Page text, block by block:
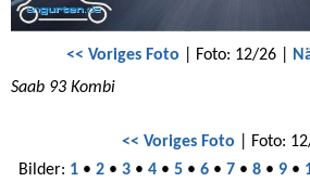
<< Voriges Foto | Foto: 12/26 |
Saab 93 Kombi
<< Voriges Foto | Foto:
Bilder: 1• 2• 3• 4• 5• 6• 7• 8• 9•